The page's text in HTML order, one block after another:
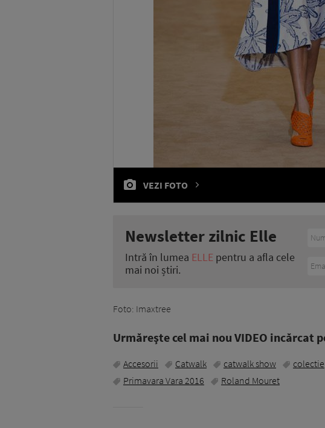
VEZI FOTO
Newsletter zilnic Elle
Intră în lumea ELLE pentru a afla cele
mai noi știri.
Foto: Imaxtree
Urmăreşte cel mai nou VIDEO incărcat
Accesorii Catwalk catwalk show colectie
Primavara Vara 2016
Roland Mouret